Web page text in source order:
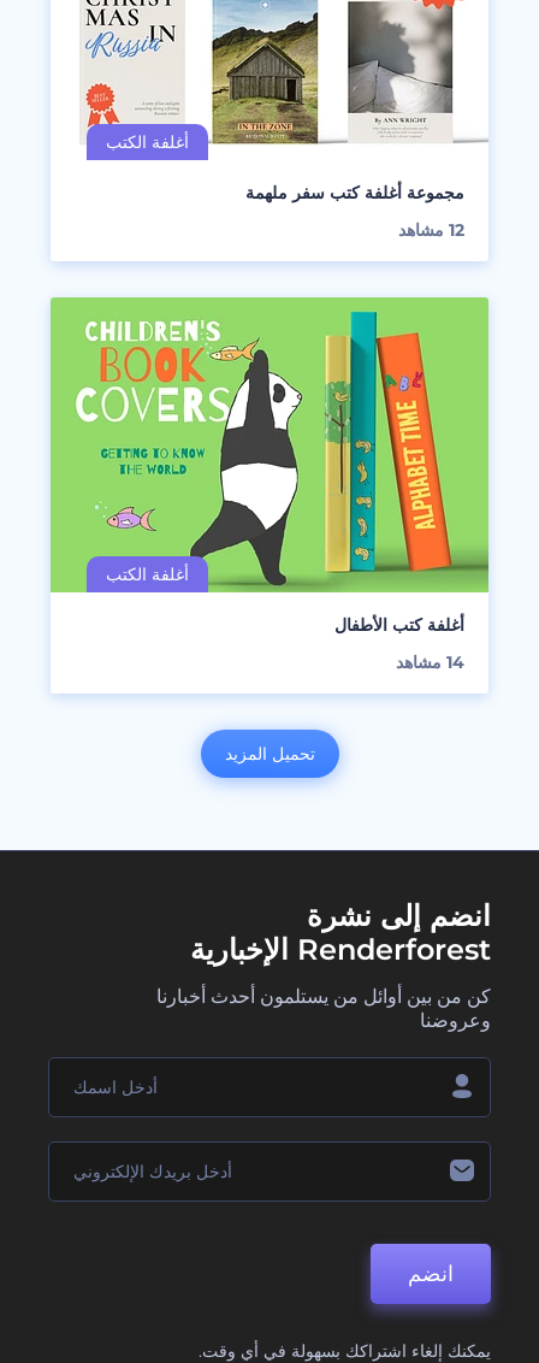
مجموعة أغلفة كتب سفر ملهمة
12 مشاهد
أغلفة كتب الأطفال
14 مشاهد
تحميل المزيد
انضم إلى نشرة
Renderforest الإخبارية
كن من بين أوائل من يستلمون أحدث أخبارنا
وعروضنا
انضم
يمكنك إلغاء اشتراكك بسهولة في أي وقت.